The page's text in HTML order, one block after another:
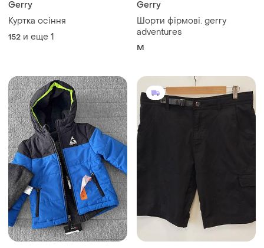
Gerry
Куртка осіння
152 и еще 1
Gerry
Шорти фірмові. gerry
adventures
M